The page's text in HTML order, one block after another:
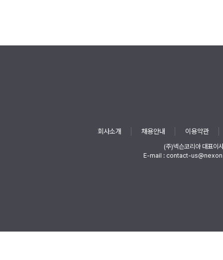
회사소개 채용안내 이용약관
(주)넥슨코리아 대표이
E-mail : contact-